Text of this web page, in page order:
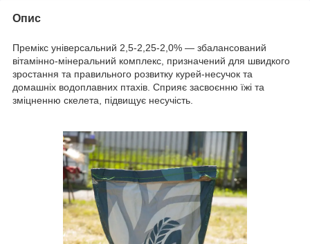
Опис
Премікс універсальний 2,5-2,25-2,0% — збалансований
вітамінно-мінеральний комплекс, призначений для швидкого
зростання та правильного розвитку курей-несучок та
домашніх водоплавних птахів. Сприяє засвоєнню їжі та
зміцненню скелета, підвищує несучість.